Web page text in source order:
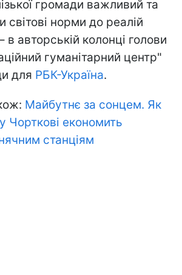
громади важливий та
світові норми до реалій
в авторській колонці голови
гуманітарний центр"
для РБК-Україна.
Майбутнє за сонцем. Як
Чорткові економить
станціям